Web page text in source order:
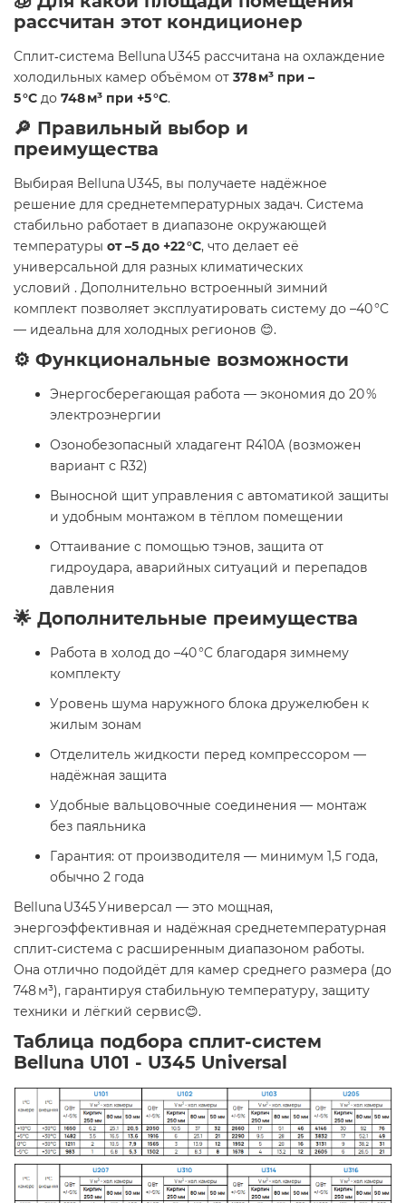
рассчитан этот кондиционер
Сплит‑система Belluna U345 рассчитана на охлаждение
холодильных камер объёмом от 378 м³ при –
5 °C до 748 м³ при +5 °C.
🔎 Правильный выбор и
преимущества
Выбирая Belluna U345, вы получаете надёжное
решение для среднетемпературных задач. Система
стабильно работает в диапазоне окружающей
температуры от –5 до +22 °C, что делает её
универсальной для разных климатических
условий . Дополнительно встроенный зимний
комплект позволяет эксплуатировать систему до –40 °C
— идеальна для холодных регионов 😊.
⚙️ Функциональные возможности
Энергосберегающая работа — экономия до 20 %
электроэнергии
Озонобезопасный хладагент R410A (возможен
вариант с R32)
Выносной щит управления с автоматикой защиты
и удобным монтажом в тёплом помещении
Оттаивание с помощью тэнов, защита от
гидроудара, аварийных ситуаций и перепадов
давления
🌟 Дополнительные преимущества
Работа в холод до –40 °C благодаря зимнему
комплекту
Уровень шума наружного блока дружелюбен к
жилым зонам
Отделитель жидкости перед компрессором —
надёжная защита
Удобные вальцовочные соединения — монтаж
без паяльника
Гарантия: от производителя — минимум 1,5 года,
обычно 2 года
Belluna U345 Универсал — это мощная,
энергоэффективная и надёжная среднетемпературная
сплит‑система с расширенным диапазоном работы.
Она отлично подойдёт для камер среднего размера (до
748 м³), гарантируя стабильную температуру, защиту
техники и лёгкий сервис😊.
Таблица подбора сплит-систем
Belluna U101 - U345 Universal